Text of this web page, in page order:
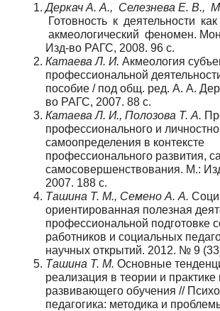
Деркач А. А., Селезнева Е. В.,
Готовность к деятельности как
акмеологический феномен.
Изд-во РАГС, 2008. 96 с.
Катаева Л. И. Акмеология
профессиональной
пособие / под общ. ред. А. А.
во РАГС, 2007. 88 с.
Катаева Л. И., Полозова Т. А.
профессионального и
самоопределения в контексте
профессионального развития,
самосовершенствования. М.:
2007. 188 с.
Ташина Т. М., Семено А. А.
ориентированная полезная
профессиональной подготовке
работников и социальных
научных открытий. 2012. № 9
Ташина Т. М. Основные
реализация в теории и
развивающего обучения //
педагогика: методика и